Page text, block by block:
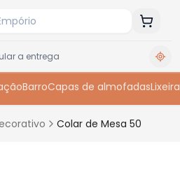
BarroCapas de almofadasLixeira
Colar de Mesa 50